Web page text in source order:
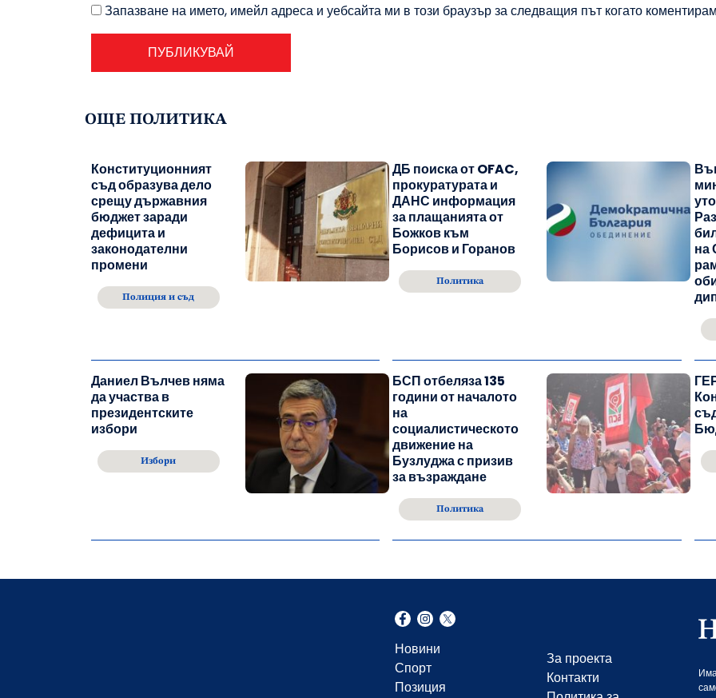
Запазване на името, имейл адреса и уебсайта ми в този браузър за следващия път когато
ОЩЕ ПОЛИТИКА
Конституционният
съд образува дело
срещу държавния
бюджет заради
дефицита и
законодателни
промени
Полиция и съд
ДБ поиска от OFAC,
прокуратурата и
ДАНС информация
за плащанията от
Божков към
Борисов и Горанов
Политика
на
Даниел Вълчев няма
да участва в
президентските
избори
Избори
БСП отбеляза 135
години от началото
на
социалистическото
движение на
Бузлуджа с призив
за възраждане
Политика
Новини
Спорт
Позиция
За проекта
Контакти